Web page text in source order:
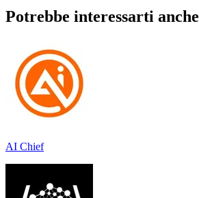
Potrebbe interessarti anche
AI Chief